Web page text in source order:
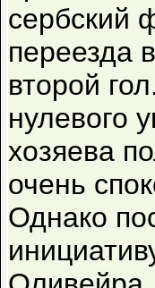
сербский
переезда
второй
нулевого
хозяева
очень
Однако